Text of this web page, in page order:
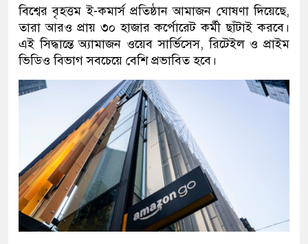
বিশ্বের বৃহত্তম ই-কমার্স প্রতিষ্ঠান আমাজন ঘোষণা দিয়েছে,
তারা আরও প্রায় ৩০ হাজার কর্পোরেট কর্মী ছাঁটাই করবে।
এই সিদ্ধান্তে অ্যামাজন ওয়েব সার্ভিসেস, রিটেইল ও প্রাইম
ভিডিও বিভাগ সবচেয়ে বেশি প্রভাবিত হবে।